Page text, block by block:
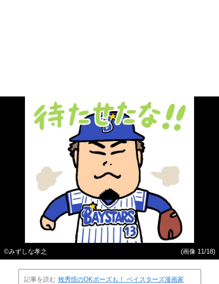
©みずしな孝之 (画像 11/18)
記事を読む 牧秀悟のOKポーズも！ ベイスターズ漫画家